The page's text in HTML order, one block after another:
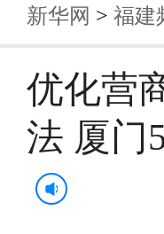
新华网 > 福建
优化营
法 厦门